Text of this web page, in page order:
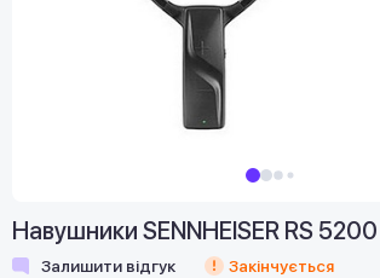
Навушники SENNHEISER RS 5200
Залишити відгук Закінчується